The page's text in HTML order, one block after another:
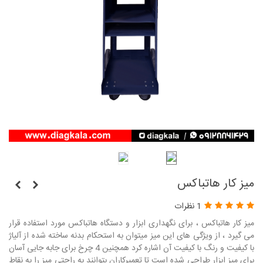
میز کار هاتباکس
1 نظرات
میز کار هاتباکس ، برای نگهداری ابزار و دستگاه هاتباکس مورد استفاده قرار
می گیرد ، از ویژگی های این میز میتوان به استحکام بدنه ساخته شده از آلیاژ
با کیفیت و رنگ با کیفیت آن اشاره کرد همچنین 4 چرخ برای جابه جایی آسان